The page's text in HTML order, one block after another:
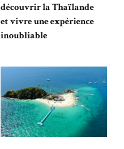
découvrir la Thaïlande
et vivre une expérience
inoubliable